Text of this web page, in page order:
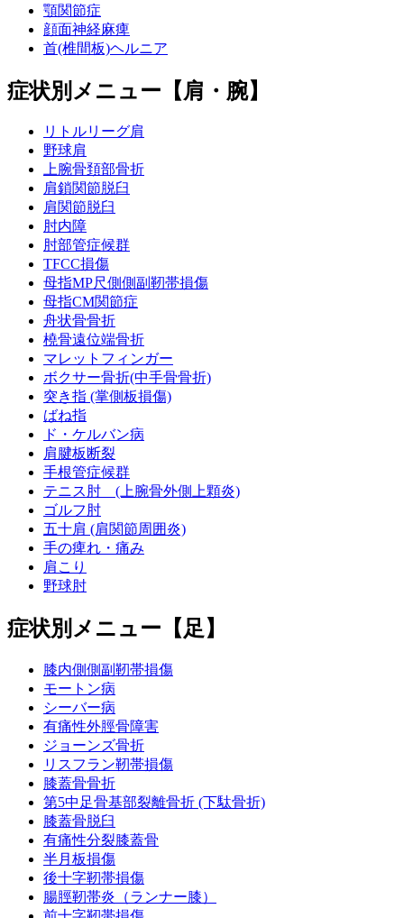
顎関節症
顔面神経麻痺
首(椎間板)ヘルニア
症状別メニュー【肩・腕】
リトルリーグ肩
野球肩
上腕骨頚部骨折
肩鎖関節脱臼
肩関節脱臼
肘内障
肘部管症候群
TFCC損傷
母指MP尺側側副靭帯損傷
母指CM関節症
舟状骨骨折
橈骨遠位端骨折
マレットフィンガー
ボクサー骨折(中手骨骨折)
突き指 (掌側板損傷)
ばね指
ド・ケルバン病
肩腱板断裂
手根管症候群
テニス肘 (上腕骨外側上顆炎)
ゴルフ肘
五十肩 (肩関節周囲炎)
手の痺れ・痛み
肩こり
野球肘
症状別メニュー【足】
膝内側側副靭帯損傷
モートン病
シーバー病
有痛性外脛骨障害
ジョーンズ骨折
リスフラン靭帯損傷
膝蓋骨骨折
第5中足骨基部裂離骨折 (下駄骨折)
膝蓋骨脱臼
有痛性分裂膝蓋骨
半月板損傷
後十字靭帯損傷
腸脛靭帯炎（ランナー膝）